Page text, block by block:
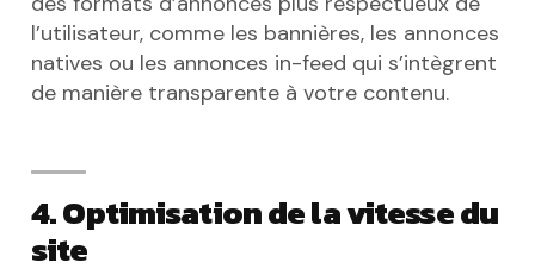
l’utilisateur, comme les bannières, les annonces
natives ou les annonces in-feed qui s’intègrent
de manière transparente à votre contenu.
4. Optimisation de la vitesse du
site